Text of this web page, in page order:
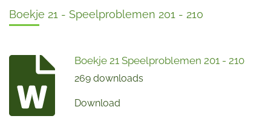
Boekje 21 - Speelproblemen 201 - 210
Boekje 21 Speelproblemen 201 - 210
269 downloads
Download